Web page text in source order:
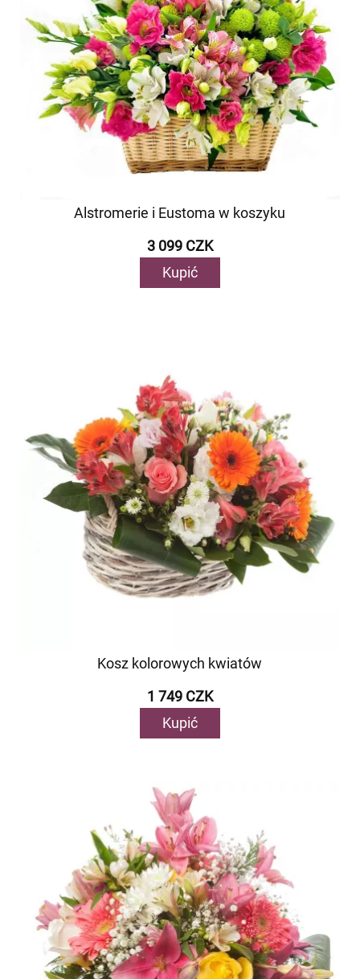
Alstromerie i Eustoma w koszyku
3 099 CZK
Kupić
Kosz kolorowych kwiatów
1 749 CZK
Kupić